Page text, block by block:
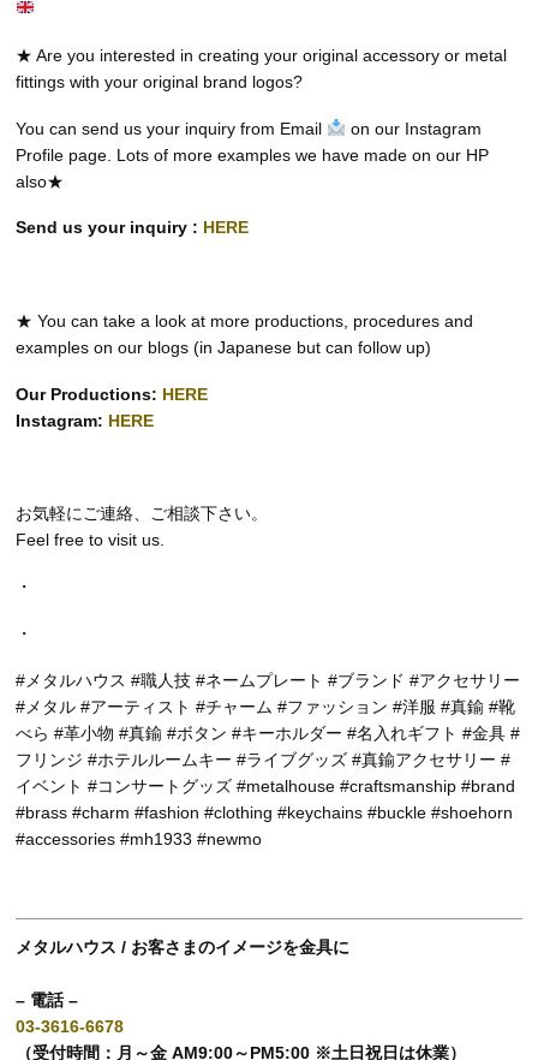
★ Are you interested in creating your original accessory or metal
fittings with your original brand logos?
You can send us your inquiry from Email
on our Instagram
Profile page. Lots of more examples we have made on our HP
also★
Send us your inquiry : HERE
★ You can take a look at more productions, procedures and
examples on our blogs (in Japanese but can follow up)
Our Productions: HERE
Instagram: HERE
お気軽にご連絡、ご相談下さい。
Feel free to visit us.
・
・
#メタルハウス #職人技 #ネームプレート #ブランド #アクセサリー
#メタル #アーティスト #チャーム #ファッション #洋服 #真鍮 #靴
べら #革小物 #真鍮 #ボタン #キーホルダー #名入れギフト #金具 #
フリンジ #ホテルルームキー #ライブグッズ #真鍮アクセサリー #
イベント #コンサートグッズ #metalhouse #craftsmanship #brand
#brass #charm #fashion #clothing #keychains #buckle #shoehorn
#accessories #mh1933 #newmo
メタルハウス / お客さまのイメージを金具に
– 電話 –
03-3616-6678
（受付時間：月～金 AM9:00～PM5:00 ※土日祝日は休業）